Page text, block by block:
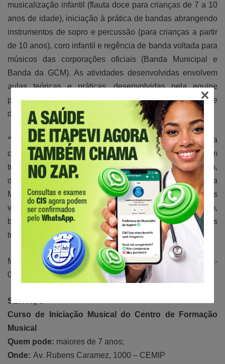
musicalização infantil (flauta doce para crianças de 7 a 10
anos de idade), iniciação à prática de bandas abrangendo
instrumentos de sopro e percussão (para crianças a partir
de 10 anos), coro infantil e regência de banda voltada para
músicos das corporações oficiais (Banda Municipal e
Banda da GCM). As atividades desenvolvidas envolvem
aulas teóricas e práticas, desenvolvidas pela equipe
pedagógica do Centro conforme avaliação de
desempenho coletivo e individual do aluno.
“ O trabalho musical é a mais antiga expressão artística
cultural da cidade, o Centro de Formação Musical é um
trabalho referência no Estado” afirmou Eduardo Stella,
diretor e maestro do Centro de Firmação Musical e Banda
Municipal. “A grande preocupação e objetivo é trabalhar os
valores artísticos e sociais – os jovens nos procuram,
buscam este contato com a música e têm as vidas
transformadas pela mais bela e antiga das artes”.
Mais informações podemser obtidas pelo telefone 4141-
0279.
SERVIÇO
Curso de Iniciação Musical do Centro de Formação
Musical
Quem pode: maiores de 7 anos;
Onde: Av. Rubens Caramez, 1000 – CEMIP
×